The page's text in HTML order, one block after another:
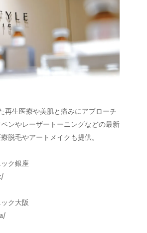
再生医療や美肌と痛みにアプローチ
ンやレーザートーニングなどの最新
脱毛やアートメイクも提供。
ク銀座
ク大阪